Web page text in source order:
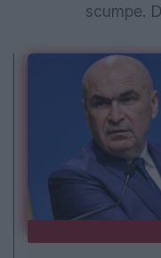
scumpe.